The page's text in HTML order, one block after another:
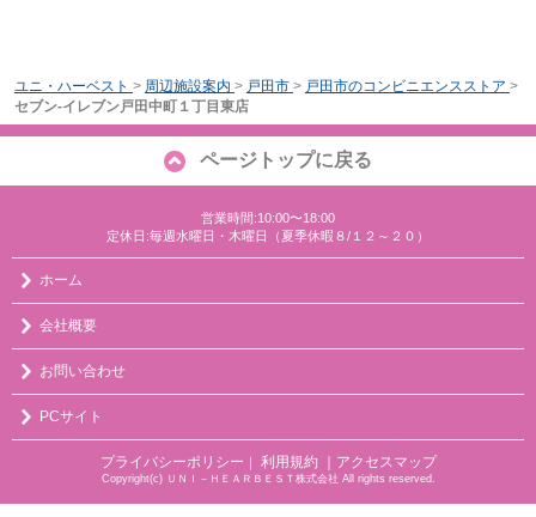
ユニ・ハーベスト > 周辺施設案内 > 戸田市 > 戸田市のコンビニエンスストア >
セブン-イレブン戸田中町１丁目東店
ページトップに戻る
営業時間:10:00〜18:00
定休日:毎週水曜日・木曜日（夏季休暇８/１２～２０）
ホーム
会社概要
お問い合わせ
PCサイト
プライバシーポリシー ｜ 利用規約 ｜アクセスマップ
Copyright(c) ＵＮＩ－ＨＥＡＲＢＥＳＴ株式会社 All rights reserved.